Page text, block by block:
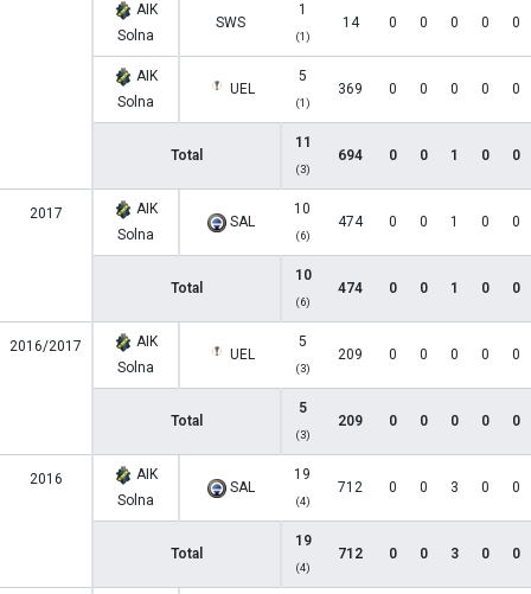
AIK
Solna
SWS
1
(1)
14 0 0 0 0 0
AIK
Solna
UEL
5
(1)
369 0 0 0 0 0
Total
11
(3)
694 0 0 1 0 0
2017
AIK
Solna
SAL
10
(6)
474 0 0 1 0 0
Total
10
(6)
474 0 0 1 0 0
2016/2017
AIK
Solna
UEL
5
(3)
209 0 0 0 0 0
Total
5
(3)
209 0 0 0 0 0
2016
AIK
Solna
SAL
19
(4)
712 0 0 3 0 0
Total
19
(4)
712 0 0 3 0 0